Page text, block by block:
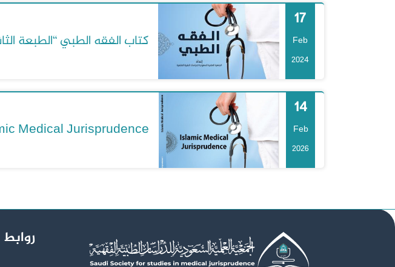
17
Feb
2024
كتاب الفقه الطبي “الطبعة
14
Feb
2026
Medical Jurisprudence